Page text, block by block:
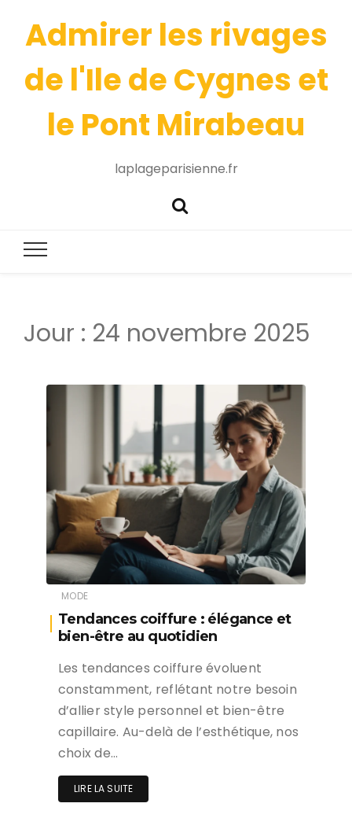
Admirer les rivages
de l'Ile de Cygnes et
le Pont Mirabeau
laplageparisienne.fr
Jour : 24 novembre 2025
MODE
Tendances coiffure : élégance et
bien-être au quotidien
Les tendances coiffure évoluent
constamment, reflétant notre besoin
d’allier style personnel et bien-être
capillaire. Au-delà de l’esthétique, nos
choix de…
LIRE LA SUITE